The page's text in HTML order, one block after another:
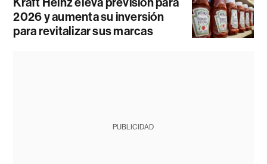
2026 y aumenta su inversión
para revitalizar sus marcas
PUBLICIDAD